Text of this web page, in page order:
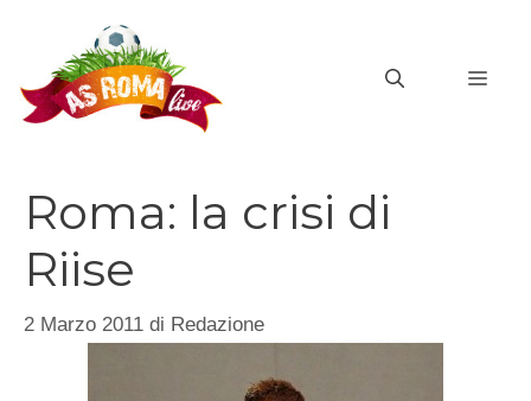
contenuto
Roma: la crisi di
Riise
2 Marzo 2011 di Redazione